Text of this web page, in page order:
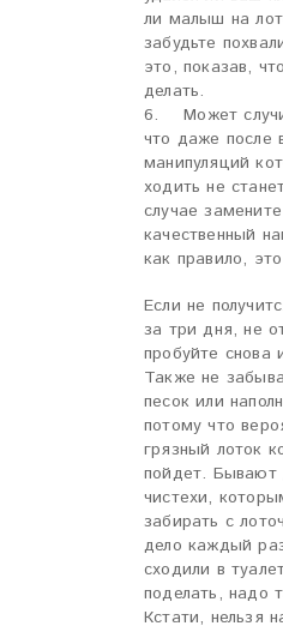
ли малыш на
забудьте
это, показав,
делать.
6. Может
что даже после
манипуляций
ходить не
случае
качественный
как правило,
Если не
за три дня, не
пробуйте снова
Также не
песок или
потому что
грязный лоток
пойдет. Бывают
чистехи,
забирать с
дело каждый
сходили в
поделать, надо
Кстати, нельзя